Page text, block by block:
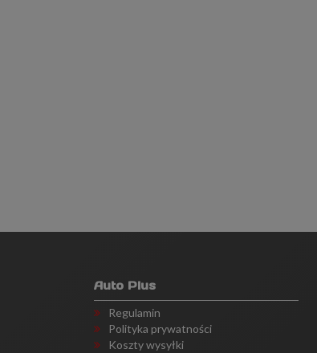
Auto Plus
Regulamin
Polityka prywatności
Koszty wysyłki